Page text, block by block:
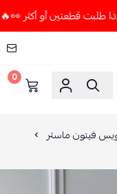
0
فيتون ماستر